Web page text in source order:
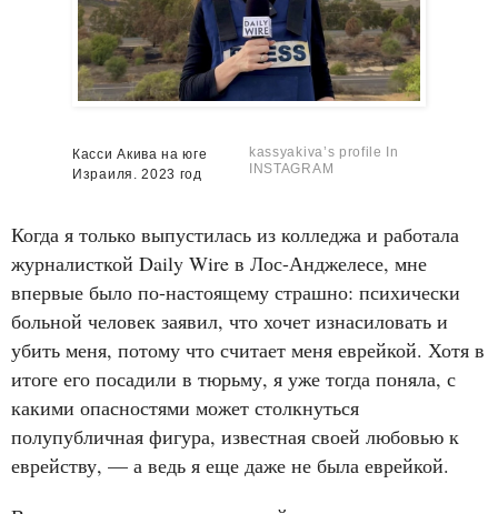
Касси Акива на юге
Израиля. 2023 год
kassyakiva’s profile In
INSTAGRAM
Когда я только выпустилась из колледжа и работала
журналисткой Daily Wire в Лос-Анджелесе, мне
впервые было по-настоящему страшно: психически
больной человек заявил, что хочет изнасиловать и
убить меня, потому что считает меня еврейкой. Хотя в
итоге его посадили в тюрьму, я уже тогда поняла, с
какими опасностями может столкнуться
полупубличная фигура, известная своей любовью к
еврейству, — а ведь я еще даже не была еврейкой.